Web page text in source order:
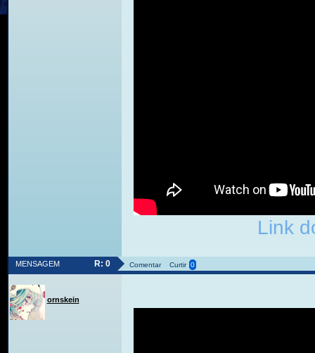
Link
MENSAGEM R: 0 Comentar Curtir 0
ornskein